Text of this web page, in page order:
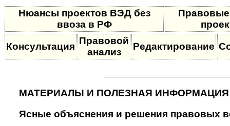
Нюансы проектов ВЭД без
ввоза в РФ
Консультация
Правовой
анализ
Редактирование
МАТЕРИАЛЫ И ПОЛЕЗНАЯ ИНФОРМАЦИЯ
Ясные объяснения и решения правовых